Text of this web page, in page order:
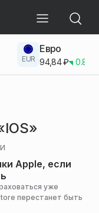
EUR
Евро
94,84₽ 0.83
Apple, если
уже
перестанет быть